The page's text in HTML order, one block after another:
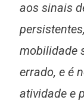
aos sinais
mobilidade
errado, e é
atividade e